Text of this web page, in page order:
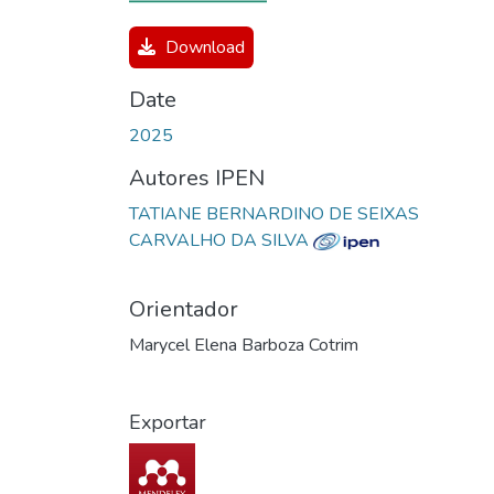
Download
Date
2025
Autores IPEN
TATIANE BERNARDINO DE SEIXAS
CARVALHO DA SILVA
Orientador
Marycel Elena Barboza Cotrim
Exportar